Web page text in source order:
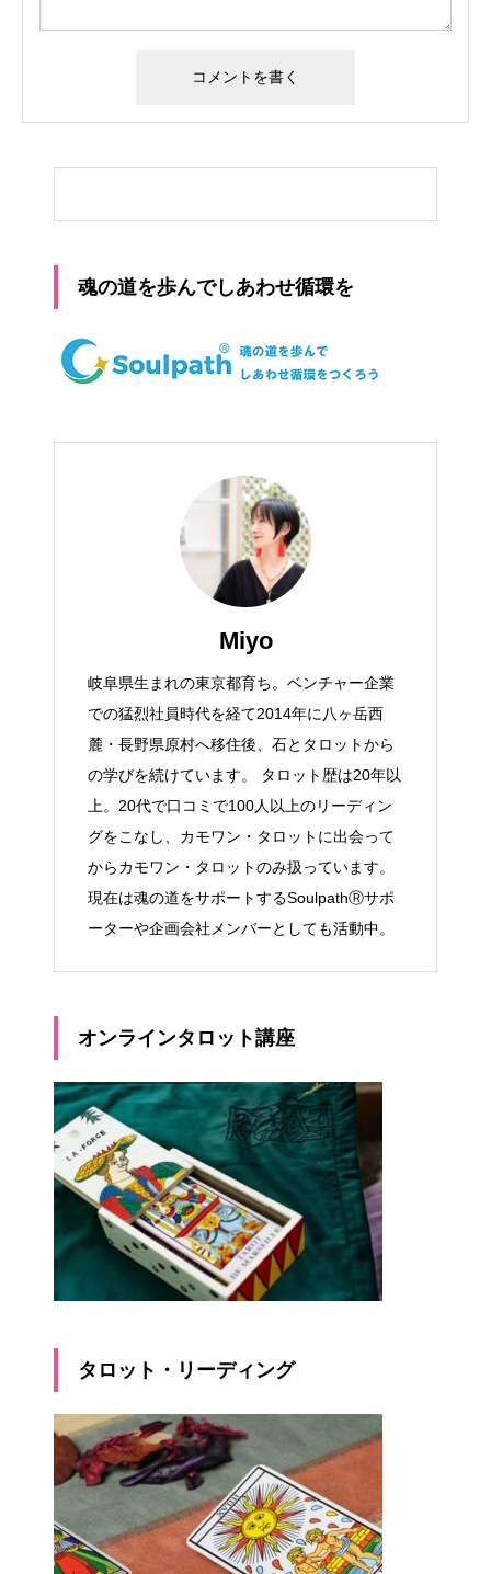
魂の道を歩んでしあわせ循環を
Miyo
岐阜県生まれの東京都育ち。ベンチャー企業
での猛烈社員時代を経て2014年に八ヶ岳西
麓・長野県原村へ移住後、石とタロットから
の学びを続けています。 タロット歴は20年以
上。20代で口コミで100人以上のリーディン
グをこなし、カモワン・タロットに出会って
からカモワン・タロットのみ扱っています。
現在は魂の道をサポートするSoulpathⓇサポ
ーターや企画会社メンバーとしても活動中。
オンラインタロット講座
タロット・リーディング